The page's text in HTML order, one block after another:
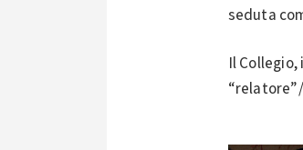
seduta
Il